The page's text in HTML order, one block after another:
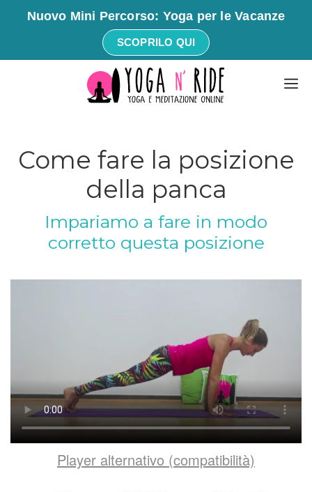
Nuovo Mini Percorso: Yoga per le Vacanze
SCOPRILO QUI
Come fare la posizione
della panca
Impariamo a fare in modo
corretto questa posizione
Player alternativo (compatibilità)